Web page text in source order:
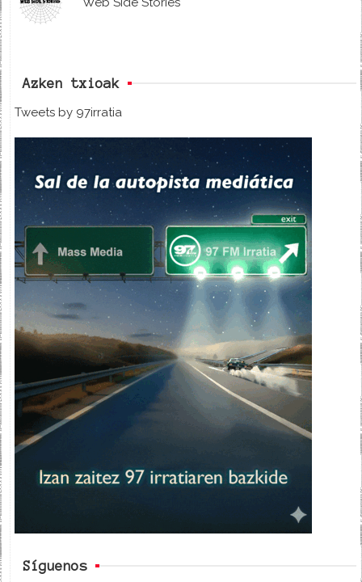
Azken txioak
Tweets by 97irratia
Síguenos